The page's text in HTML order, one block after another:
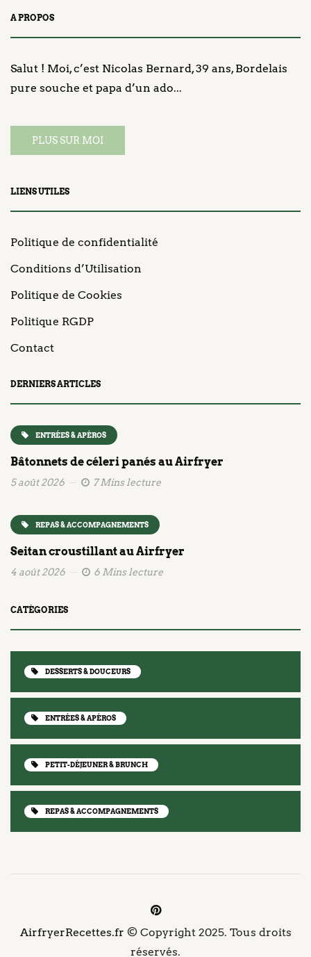
A PROPOS
Salut ! Moi, c’est Nicolas Bernard, 39 ans, Bordelais
pure souche et papa d’un ado...
PLUS SUR MOI
LIENS UTILES
Politique de confidentialité
Conditions d’Utilisation
Politique de Cookies
Politique RGDP
Contact
DERNIERS ARTICLES
ENTRÉES & APÉROS
Bâtonnets de céleri panés au Airfryer
5 août 2026 7 Mins lecture
REPAS & ACCOMPAGNEMENTS
Seitan croustillant au Airfryer
4 août 2026 6 Mins lecture
CATÉGORIES
DESSERTS & DOUCEURS
ENTRÉES & APÉROS
PETIT-DÉJEUNER & BRUNCH
REPAS & ACCOMPAGNEMENTS
AirfryerRecettes.fr © Copyright 2025. Tous droits
réservés.